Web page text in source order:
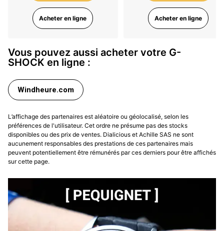
Acheter en ligne Acheter en ligne
Vous pouvez aussi acheter votre G-
SHOCK en ligne :
Windheure.com
L’affichage des partenaires est aléatoire ou géolocalisé, selon les
préférences de l'utilisateur. Cet ordre ne présume pas des stocks
disponibles ou des prix de ventes. Dialicious et Achille SAS ne sont
aucunement responsables des prestations de ces partenaires mais
peuvent potentiellement être rémunérés par ces derniers pour être affichés
sur cette page.